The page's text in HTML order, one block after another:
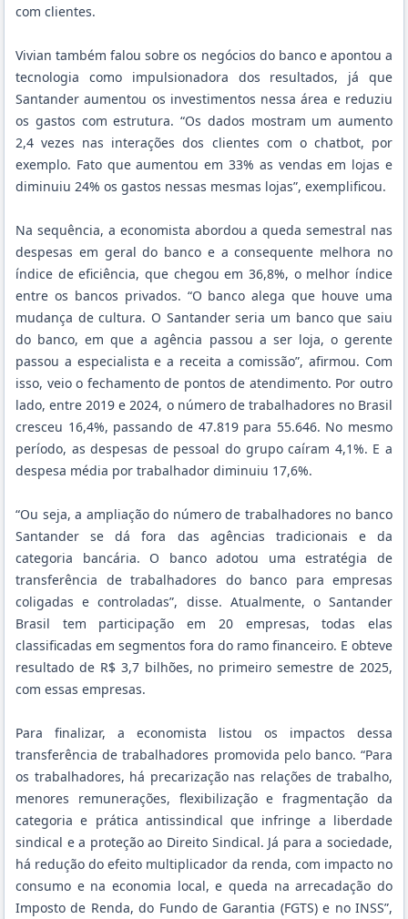
com clientes.
Vivian também falou sobre os negócios do banco e apontou a
tecnologia como impulsionadora dos resultados, já que
Santander aumentou os investimentos nessa área e reduziu
os gastos com estrutura. “Os dados mostram um aumento
2,4 vezes nas interações dos clientes com o chatbot, por
exemplo. Fato que aumentou em 33% as vendas em lojas e
diminuiu 24% os gastos nessas mesmas lojas”, exemplificou.
Na sequência, a economista abordou a queda semestral nas
despesas em geral do banco e a consequente melhora no
índice de eficiência, que chegou em 36,8%, o melhor índice
entre os bancos privados. “O banco alega que houve uma
mudança de cultura. O Santander seria um banco que saiu
do banco, em que a agência passou a ser loja, o gerente
passou a especialista e a receita a comissão”, afirmou. Com
isso, veio o fechamento de pontos de atendimento. Por outro
lado, entre 2019 e 2024, o número de trabalhadores no Brasil
cresceu 16,4%, passando de 47.819 para 55.646. No mesmo
período, as despesas de pessoal do grupo caíram 4,1%. E a
despesa média por trabalhador diminuiu 17,6%.
“Ou seja, a ampliação do número de trabalhadores no banco
Santander se dá fora das agências tradicionais e da
categoria bancária. O banco adotou uma estratégia de
transferência de trabalhadores do banco para empresas
coligadas e controladas”, disse. Atualmente, o Santander
Brasil tem participação em 20 empresas, todas elas
classificadas em segmentos fora do ramo financeiro. E obteve
resultado de R$ 3,7 bilhões, no primeiro semestre de 2025,
com essas empresas.
Para finalizar, a economista listou os impactos dessa
transferência de trabalhadores promovida pelo banco. “Para
os trabalhadores, há precarização nas relações de trabalho,
menores remunerações, flexibilização e fragmentação da
categoria e prática antissindical que infringe a liberdade
sindical e a proteção ao Direito Sindical. Já para a sociedade,
há redução do efeito multiplicador da renda, com impacto no
consumo e na economia local, e queda na arrecadação do
Imposto de Renda, do Fundo de Garantia (FGTS) e no INSS”,